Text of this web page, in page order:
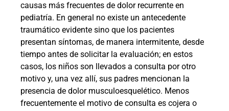
causas más frecuentes de dolor recurrente en
pediatría. En general no existe un antecedente
traumático evidente sino que los pacientes
presentan síntomas, de manera intermitente, desde
tiempo antes de solicitar la evaluación; en estos
casos, los niños son llevados a consulta por otro
motivo y, una vez allí, sus padres mencionan la
presencia de dolor musculoesquelético. Menos
frecuentemente el motivo de consulta es cojera o